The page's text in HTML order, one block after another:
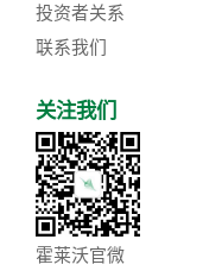
关注我们
霍莱沃官微
投资者关系
联系我们